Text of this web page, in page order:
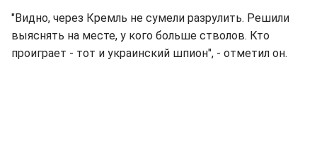
"Видно, через Кремль не сумели разрулить. Решили
выяснять на месте, у кого больше стволов. Кто
проиграет - тот и украинский шпион", - отметил он.